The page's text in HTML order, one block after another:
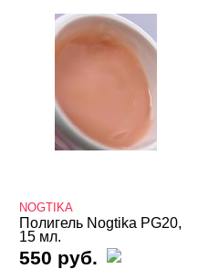
Кисти
Типсы, формы, клей
БРЕНДЫ
ЦВЕТ
NOGTIKA
Полигель Nogtika PG20,
15 мл.
550 руб.